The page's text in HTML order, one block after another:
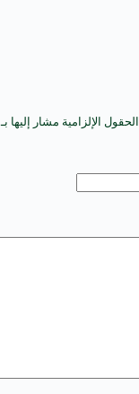
الحقول الإلزامية مشار إليها بـ